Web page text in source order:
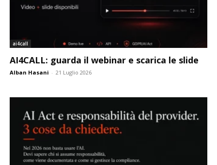
ai4call
AI4CALL: guarda il webinar e scarica le slide
Alban Hasani - 21 Luglio 2026